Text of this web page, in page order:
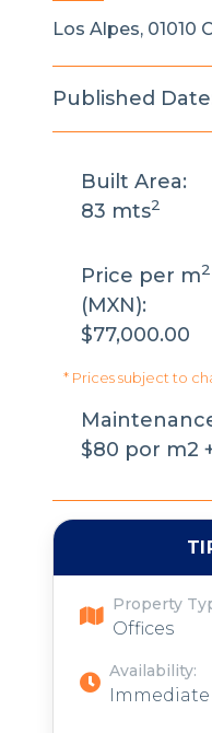
Los Alpes, 01010
Published
Built Area:
83 mts2
Price per m2
(MXN):
$77,000.00
* Prices subject to
$80 por m2
Property
Offices
Availability:
Immediate